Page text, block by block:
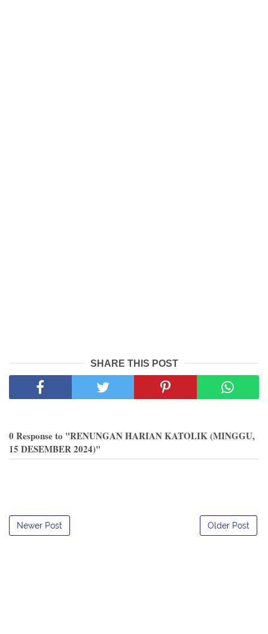
SHARE THIS POST
0 Response to "RENUNGAN HARIAN KATOLIK (MINGGU,
15 DESEMBER 2024)"
Newer Post Older Post